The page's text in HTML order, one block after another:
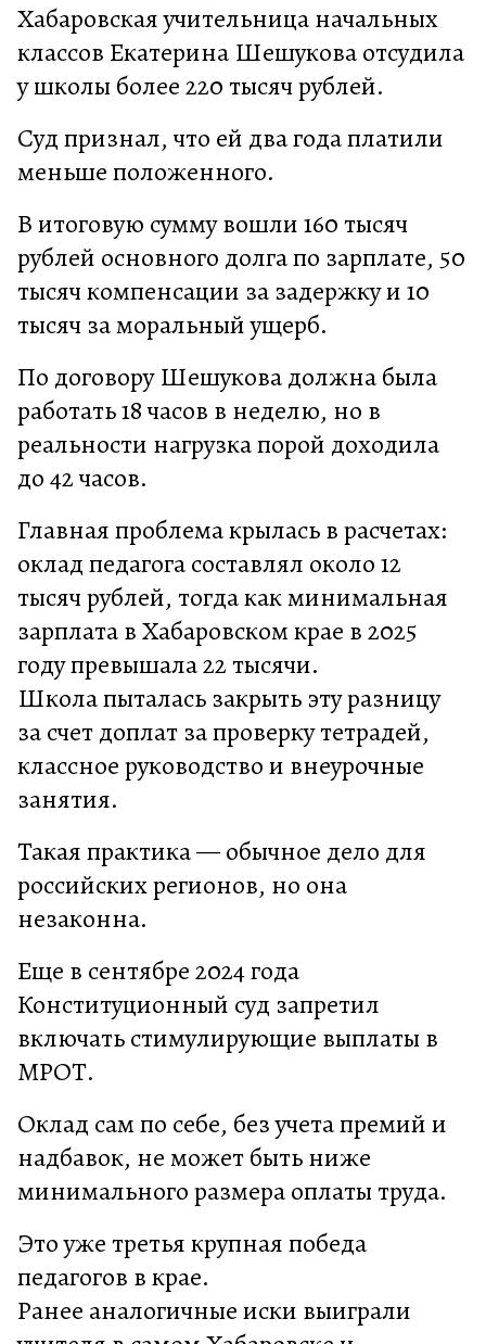
Хабаровская учительница начальных
классов Екатерина Шешукова отсудила
у школы более 220 тысяч рублей.
Суд признал, что ей два года платили
меньше положенного.
В итоговую сумму вошли 160 тысяч
рублей основного долга по зарплате, 50
тысяч компенсации за задержку и 10
тысяч за моральный ущерб.
По договору Шешукова должна была
работать 18 часов в неделю, но в
реальности нагрузка порой доходила
до 42 часов.
Главная проблема крылась в расчетах:
оклад педагога составлял около 12
тысяч рублей, тогда как минимальная
зарплата в Хабаровском крае в 2025
году превышала 22 тысячи.
Школа пыталась закрыть эту разницу
за счет доплат за проверку тетрадей,
классное руководство и внеурочные
занятия.
Такая практика — обычное дело для
российских регионов, но она
незаконна.
Еще в сентябре 2024 года
Конституционный суд запретил
включать стимулирующие выплаты в
МРОТ.
Оклад сам по себе, без учета премий и
надбавок, не может быть ниже
минимального размера оплаты труда.
Это уже третья крупная победа
педагогов в крае.
Ранее аналогичные иски выиграли